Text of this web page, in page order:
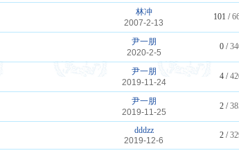
林冲
2007-2-13
101 /
尹一朋
2020-2-5
0 /
尹一朋
2019-11-24
4 /
尹一朋
2019-11-25
2 /
dddzz
2019-12-6
2 /